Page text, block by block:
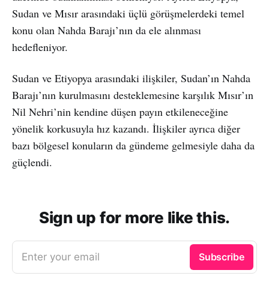
Sudan ve Mısır arasındaki üçlü görüşmelerdeki temel
konu olan Nahda Barajı’nın da ele alınması
hedefleniyor.
Sudan ve Etiyopya arasındaki ilişkiler, Sudan’ın Nahda
Barajı’nın kurulmasını desteklemesine karşılık Mısır’ın
Nil Nehri’nin kendine düşen payın etkileneceğine
yönelik korkusuyla hız kazandı. İlişkiler ayrıca diğer
bazı bölgesel konuların da gündeme gelmesiyle daha da
güçlendi.
Sign up for more like this.
Enter your email Subscribe